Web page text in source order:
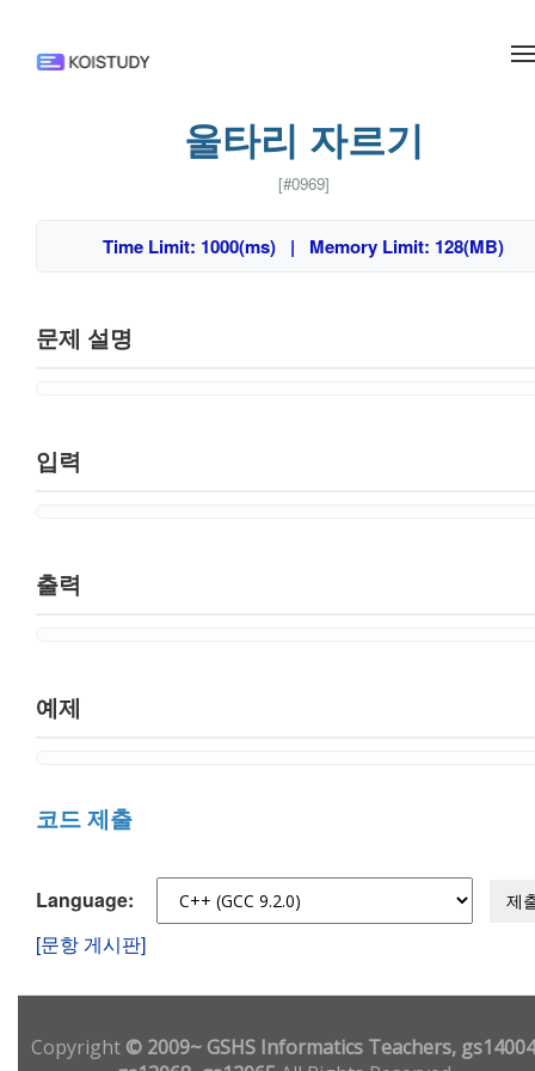
울타리 자르기
[#0969]
Time Limit: 1000(ms) | Memory Limit: 128(MB)
문제 설명
입력
출력
예제
코드 제출
Language: 제
[문항 게시판]
Copyright© 2009~ GSHS Informatics Teachers,